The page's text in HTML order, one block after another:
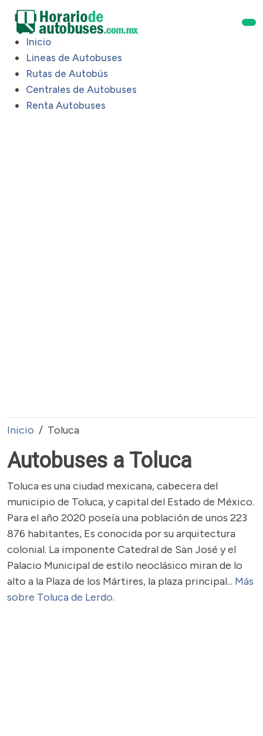
Inicio
Lineas de Autobuses
Rutas de Autobús
Centrales de Autobuses
Renta Autobuses
Inicio Toluca
Autobuses a Toluca
Toluca es una ciudad mexicana, cabecera del
municipio de Toluca, y capital del Estado de México.
Para el año 2020 poseía una población de unos 223
876 habitantes, Es conocida por su arquitectura
colonial. La imponente Catedral de San José y el
Palacio Municipal de estilo neoclásico miran de lo
alto a la Plaza de los Mártires, la plaza principal... Más
sobre Toluca de Lerdo.